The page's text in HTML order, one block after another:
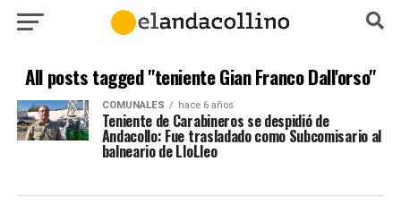
All posts tagged "teniente Gian Franco Dall'orso"
COMUNALES hace 6 años
Teniente de Carabineros se despidió de
Andacollo: Fue trasladado como Subcomisario al
balneario de LloLleo